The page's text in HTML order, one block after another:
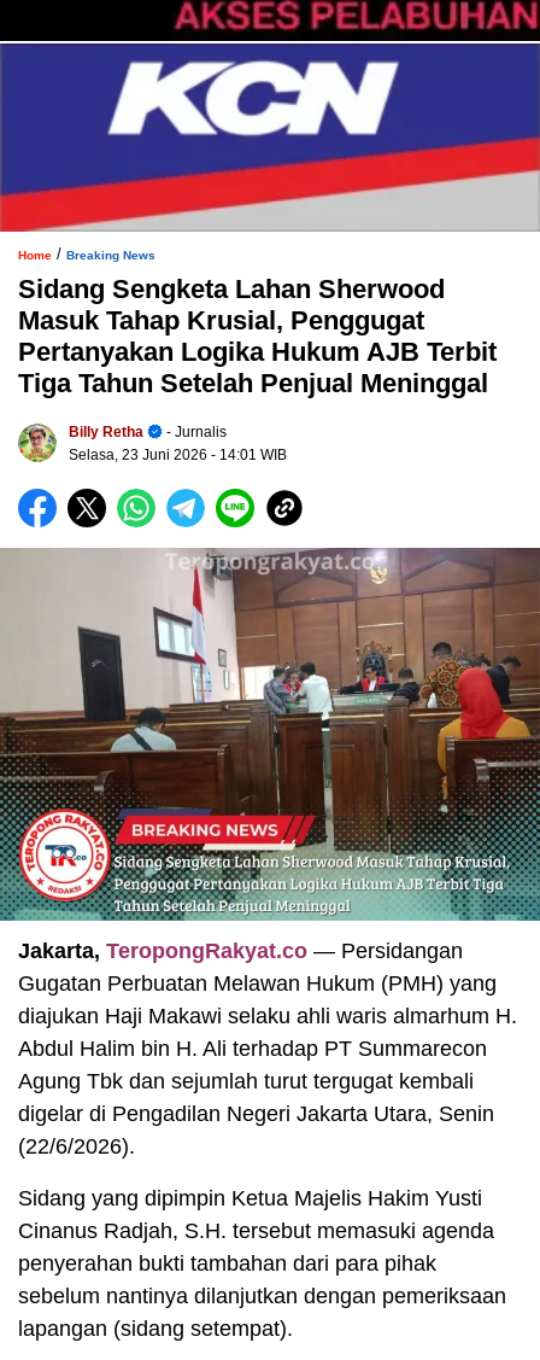
Home / Breaking News
Sidang Sengketa Lahan Sherwood
Masuk Tahap Krusial, Penggugat
Pertanyakan Logika Hukum AJB Terbit
Tiga Tahun Setelah Penjual Meninggal
Billy Retha
- Jurnalis
Selasa, 23 Juni 2026 - 14:01 WIB
Jakarta, TeropongRakyat.co — Persidangan
Gugatan Perbuatan Melawan Hukum (PMH) yang
diajukan Haji Makawi selaku ahli waris almarhum H.
Abdul Halim bin H. Ali terhadap PT Summarecon
Agung Tbk dan sejumlah turut tergugat kembali
digelar di Pengadilan Negeri Jakarta Utara, Senin
(22/6/2026).
Sidang yang dipimpin Ketua Majelis Hakim Yusti
Cinanus Radjah, S.H. tersebut memasuki agenda
penyerahan bukti tambahan dari para pihak
sebelum nantinya dilanjutkan dengan pemeriksaan
lapangan (sidang setempat).